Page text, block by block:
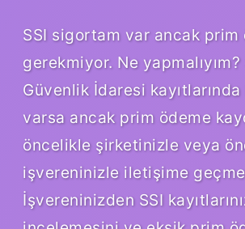
SSI sigortam var ancak prim
gerekmiyor. Ne
Güvenlik İdaresi
varsa ancak prim ödeme
öncelikle şirketinizle veya
işvereninizle iletişime
İşvereninizden SSI